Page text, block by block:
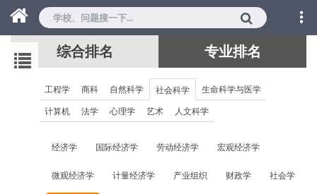
综合排名 专业排名
工程学 商科 自然科学 社会科学
生命科学与医学
计算机
法学 心理学 艺术 人文科学
经济学 国际经济学 劳动经济学 宏观经济学
微观经济学 计量经济学 产业组织 财政学 社会学